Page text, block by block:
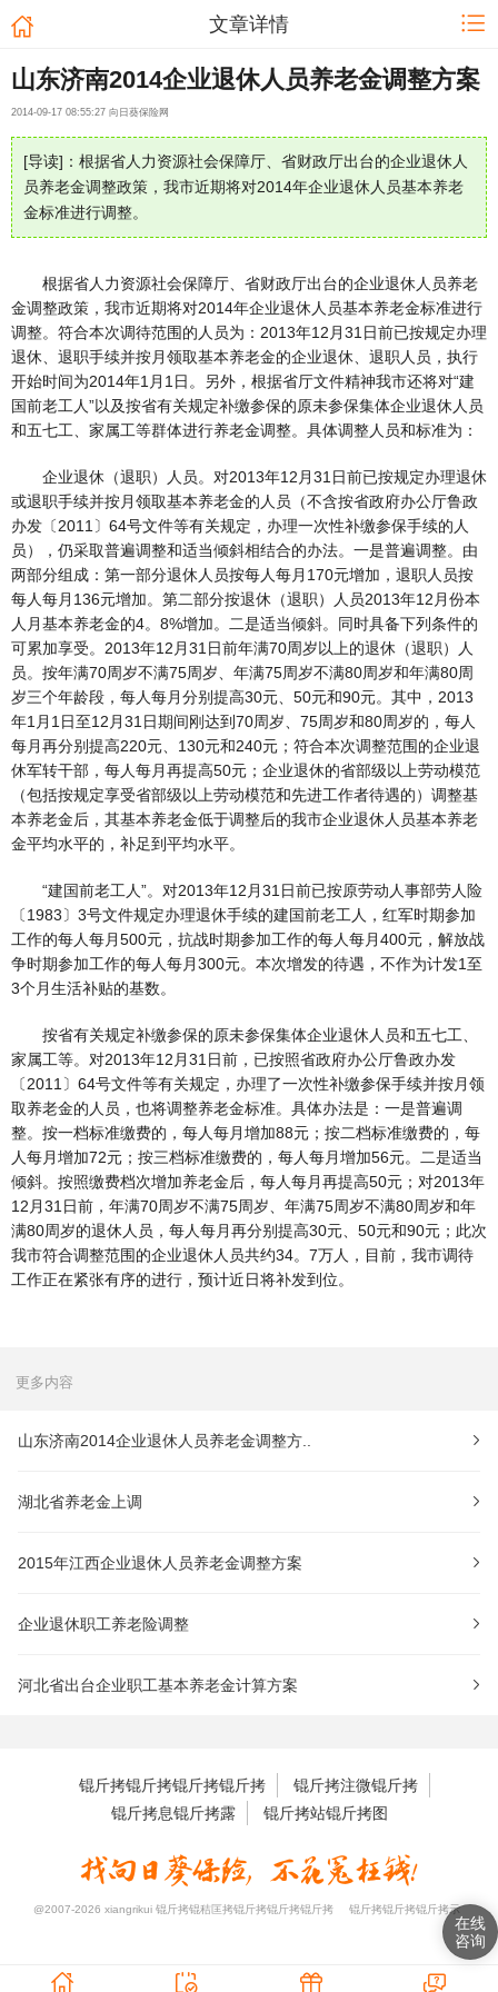
文章详情
山东济南2014企业退休人员养老金调整方案
2014-09-17 08:55:27 向日葵保险网
[导读]：根据省人力资源社会保障厅、省财政厅出台的企业退休人
员养老金调整政策，我市近期将对2014年企业退休人员基本养老
金标准进行调整。
根据省人力资源社会保障厅、省财政厅出台的企业退休人员养老
金调整政策，我市近期将对2014年企业退休人员基本养老金标准进行
调整。符合本次调待范围的人员为：2013年12月31日前已按规定办理
退休、退职手续并按月领取基本养老金的企业退休、退职人员，执行
开始时间为2014年1月1日。另外，根据省厅文件精神我市还将对“建
国前老工人”以及按省有关规定补缴参保的原未参保集体企业退休人员
和五七工、家属工等群体进行养老金调整。具体调整人员和标准为：
企业退休（退职）人员。对2013年12月31日前已按规定办理退休
或退职手续并按月领取基本养老金的人员（不含按省政府办公厅鲁政
办发〔2011〕64号文件等有关规定，办理一次性补缴参保手续的人
员），仍采取普遍调整和适当倾斜相结合的办法。一是普遍调整。由
两部分组成：第一部分退休人员按每人每月170元增加，退职人员按
每人每月136元增加。第二部分按退休（退职）人员2013年12月份本
人月基本养老金的4。8%增加。二是适当倾斜。同时具备下列条件的
可累加享受。2013年12月31日前年满70周岁以上的退休（退职）人
员。按年满70周岁不满75周岁、年满75周岁不满80周岁和年满80周
岁三个年龄段，每人每月分别提高30元、50元和90元。其中，2013
年1月1日至12月31日期间刚达到70周岁、75周岁和80周岁的，每人
每月再分别提高220元、130元和240元；符合本次调整范围的企业退
休军转干部，每人每月再提高50元；企业退休的省部级以上劳动模范
（包括按规定享受省部级以上劳动模范和先进工作者待遇的）调整基
本养老金后，其基本养老金低于调整后的我市企业退休人员基本养老
金平均水平的，补足到平均水平。
“建国前老工人”。对2013年12月31日前已按原劳动人事部劳人险
〔1983〕3号文件规定办理退休手续的建国前老工人，红军时期参加
工作的每人每月500元，抗战时期参加工作的每人每月400元，解放战
争时期参加工作的每人每月300元。本次增发的待遇，不作为计发1至
3个月生活补贴的基数。
按省有关规定补缴参保的原未参保集体企业退休人员和五七工、
家属工等。对2013年12月31日前，已按照省政府办公厅鲁政办发
〔2011〕64号文件等有关规定，办理了一次性补缴参保手续并按月领
取养老金的人员，也将调整养老金标准。具体办法是：一是普遍调
整。按一档标准缴费的，每人每月增加88元；按二档标准缴费的，每
人每月增加72元；按三档标准缴费的，每人每月增加56元。二是适当
倾斜。按照缴费档次增加养老金后，每人每月再提高50元；对2013年
12月31日前，年满70周岁不满75周岁、年满75周岁不满80周岁和年
满80周岁的退休人员，每人每月再分别提高30元、50元和90元；此次
我市符合调整范围的企业退休人员共约34。7万人，目前，我市调待
工作正在紧张有序的进行，预计近日将补发到位。
更多内容
山东济南2014企业退休人员养老金调整方..
湖北省养老金上调
2015年江西企业退休人员养老金调整方案
企业退休职工养老险调整
河北省出台企业职工基本养老金计算方案
锟斤拷锟斤拷锟斤拷锟斤拷
锟斤拷注微锟斤拷
锟斤拷息锟斤拷露
锟斤拷站锟斤拷图
@2007-2026 xiangrikui 锟斤拷锟秸匡拷锟斤拷锟斤拷锟斤拷 锟斤拷锟斤拷锟斤拷示